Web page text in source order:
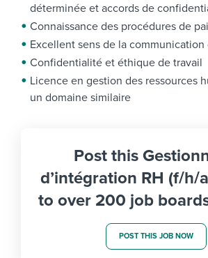
déterminée et accords de
Connaissance des procédures de
Excellent sens de la
Confidentialité et éthique de travail
Licence en gestion des ressources
un domaine similaire
Post this
d’intégration RH (f/h/
to over 200 job
POST THIS JOB NOW